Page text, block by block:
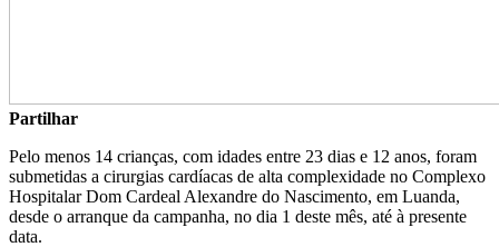
Partilhar
Pelo menos 14 crianças, com idades entre 23 dias e 12 anos, foram
submetidas a cirurgias cardíacas de alta complexidade no Complexo
Hospitalar Dom Cardeal Alexandre do Nascimento, em Luanda,
desde o arranque da campanha, no dia 1 deste mês, até à presente
data.